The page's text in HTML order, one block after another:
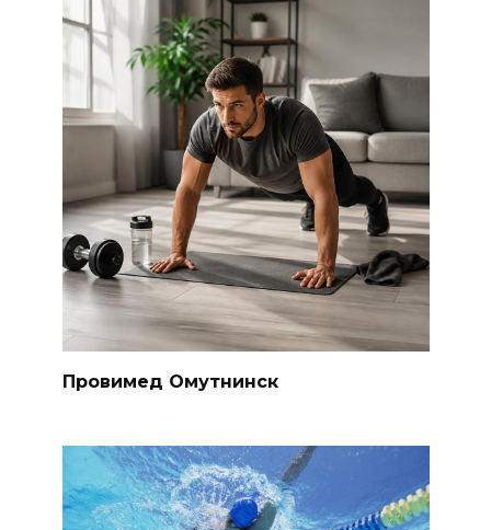
Провимед Омутнинск